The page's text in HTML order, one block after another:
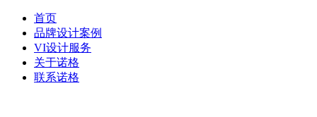
首页
品牌设计案例
VI设计服务
关于诺格
联系诺格